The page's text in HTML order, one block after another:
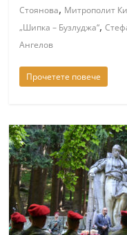
Стоянова, Митрополит
„Шипка – Бузлуджа“,
Ангелов
Прочетете повече